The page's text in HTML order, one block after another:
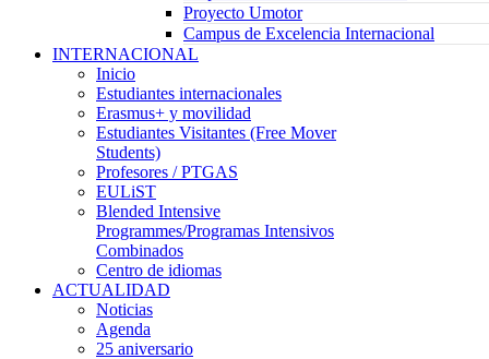
Proyecto Umotor
Campus de Excelencia Internacional
INTERNACIONAL
Inicio
Estudiantes internacionales
Erasmus+ y movilidad
Estudiantes Visitantes (Free Mover
Students)
Profesores / PTGAS
EULiST
Blended Intensive
Programmes/Programas Intensivos
Combinados
Centro de idiomas
ACTUALIDAD
Noticias
Agenda
25 aniversario